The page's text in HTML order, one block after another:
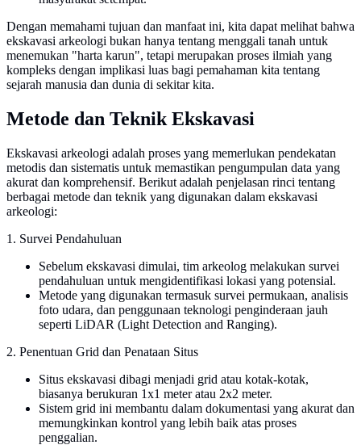
Dengan memahami tujuan dan manfaat ini, kita dapat melihat bahwa
ekskavasi arkeologi bukan hanya tentang menggali tanah untuk
menemukan "harta karun", tetapi merupakan proses ilmiah yang
kompleks dengan implikasi luas bagi pemahaman kita tentang
sejarah manusia dan dunia di sekitar kita.
Metode dan Teknik Ekskavasi
Ekskavasi arkeologi adalah proses yang memerlukan pendekatan
metodis dan sistematis untuk memastikan pengumpulan data yang
akurat dan komprehensif. Berikut adalah penjelasan rinci tentang
berbagai metode dan teknik yang digunakan dalam ekskavasi
arkeologi:
1. Survei Pendahuluan
Sebelum ekskavasi dimulai, tim arkeolog melakukan survei
pendahuluan untuk mengidentifikasi lokasi yang potensial.
Metode yang digunakan termasuk survei permukaan, analisis
foto udara, dan penggunaan teknologi penginderaan jauh
seperti LiDAR (Light Detection and Ranging).
2. Penentuan Grid dan Penataan Situs
Situs ekskavasi dibagi menjadi grid atau kotak-kotak,
biasanya berukuran 1x1 meter atau 2x2 meter.
Sistem grid ini membantu dalam dokumentasi yang akurat dan
memungkinkan kontrol yang lebih baik atas proses
penggalian.